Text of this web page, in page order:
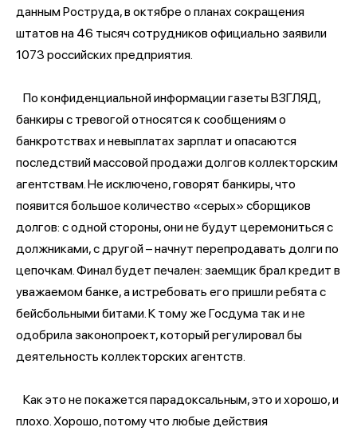
данным Роструда, в октябре о планах сокращения
штатов на 46 тысяч сотрудников официально заявили
1073 российских предприятия.
По конфиденциальной информации газеты ВЗГЛЯД,
банкиры с тревогой относятся к сообщениям о
банкротствах и невыплатах зарплат и опасаются
последствий массовой продажи долгов коллекторским
агентствам. Не исключено, говорят банкиры, что
появится большое количество «серых» сборщиков
долгов: с одной стороны, они не будут церемониться с
должниками, с другой – начнут перепродавать долги по
цепочкам. Финал будет печален: заемщик брал кредит в
уважаемом банке, а истребовать его пришли ребята с
бейсбольными битами. К тому же Госдума так и не
одобрила законопроект, который регулировал бы
деятельность коллекторских агентств.
Как это не покажется парадоксальным, это и хорошо, и
плохо. Хорошо, потому что любые действия